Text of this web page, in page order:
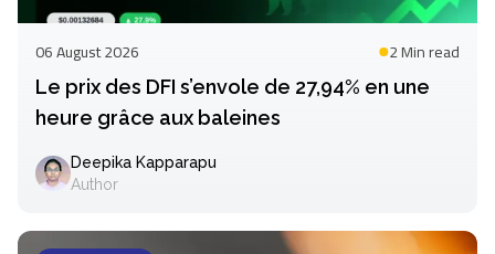
06 August 2026 2 Minread
Le prix des DFI s’envole de 27,94% en une
heure grâce aux baleines
Deepika Kapparapu
Author